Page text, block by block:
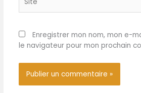
Enregistrer mon nom, mon e-
le navigateur pour mon prochain